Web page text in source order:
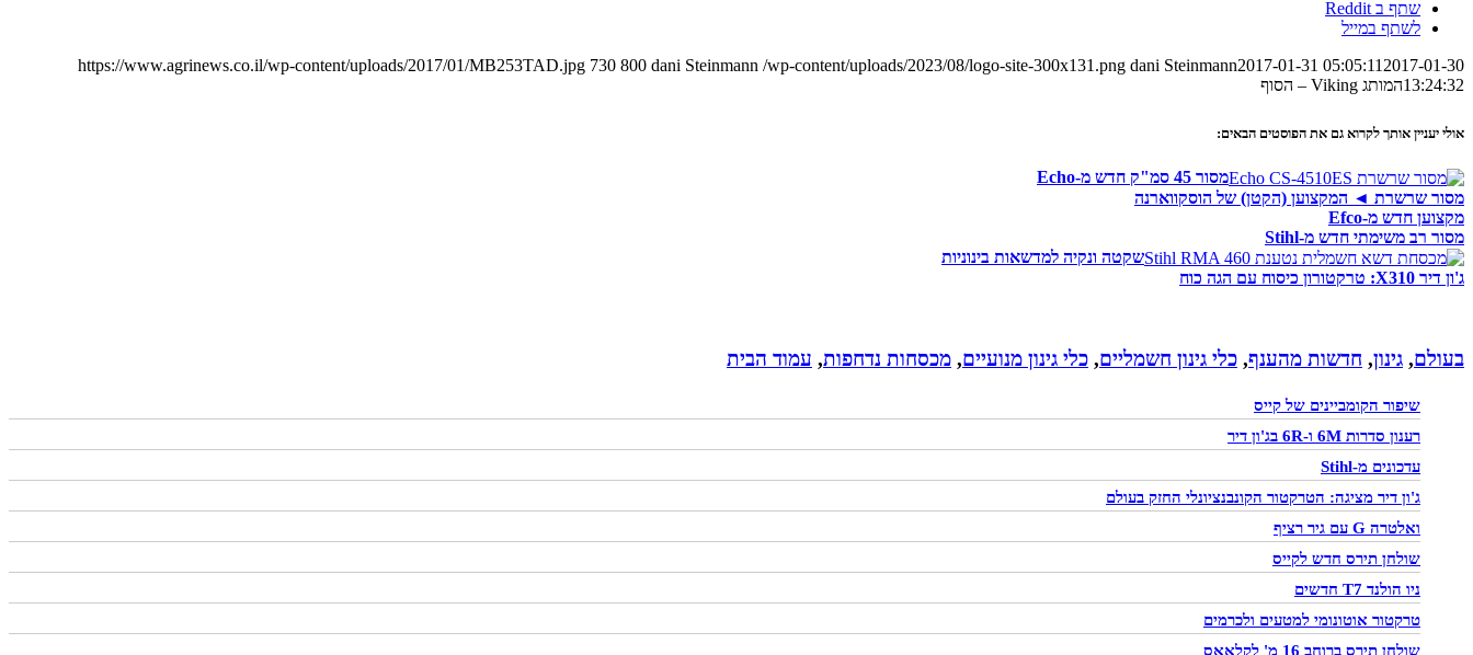
שתף ב Reddit
לשתף במייל
https://www.agrinews.co.il/wp-content/uploads/2017/01/MB253TAD.jpg 730 800 dani Steinmann /wp-content/uploads/2023/08/logo-site-300x131.png dani Steinmann2017-01-31 05:05:11 2017-01-30
13:24:32המותג Viking – הסוף
אולי יעניין אותך לקרוא גם את הפוסטים הבאים:
מסור 45 סמ"ק חדש מ-Echo
מסור שרשרת ◄ המקצוען (הקטן) של הוסקווארנה
מקצוען חדש מ-Efco
מסור רב משימתי חדש מ-Stihl
שקטה ונקיה למדשאות בינוניות
ג'ון דיר X310: טרקטורון כיסוח עם הגה כוח
בעולם, גינון, חדשות מהענף, כלי גינון חשמליים, כלי גינון מנועיים, מכסחות נדחפות, עמוד הבית
שיפור הקומביינים של קייס
רענון סדרות 6M ו-6R בג'ון דיר
עדכונים מ-Stihl
ג'ון דיר מציגה: הטרקטור הקונבנציונלי החזק בעולם
ואלטרה G עם גיר רציף
שולחן תירס חדש לקייס
ניו הולנד T7 חדשים
טרקטור אוטונומי למטעים ולכרמים
שולחן תירס ברוחב 16 מ' לקלאאס